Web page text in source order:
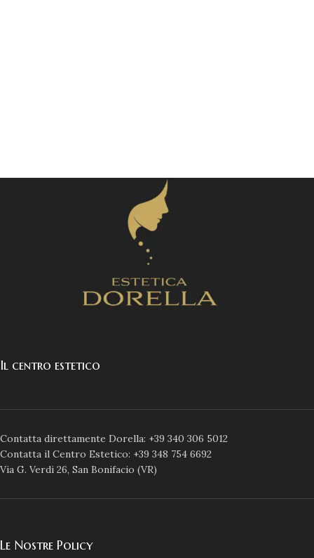
Il centro estetico
Contatta direttamente Dorella: +39 340 306 5012
Contatta il Centro Estetico: +39 348 754 6692
Via G. Verdi 26, San Bonifacio (VR)
Le Nostre Policy